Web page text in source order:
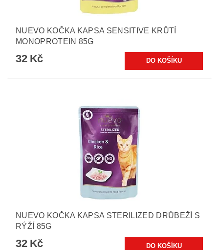
NUEVO KOČKA KAPSA SENSITIVE KRŮTÍ
MONOPROTEIN 85G
32 Kč
NUEVO KOČKA KAPSA STERILIZED DRŮBEŽÍ S
RÝŽÍ 85G
32 Kč